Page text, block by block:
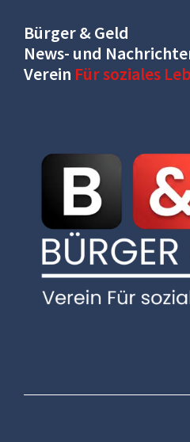
Bürger & Geld
News- und
Verein Für soziales